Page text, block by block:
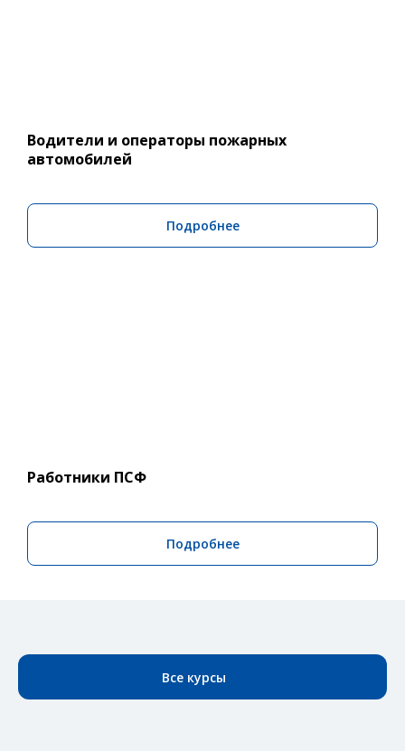
Водители и операторы пожарных
автомобилей
Подробнее
Работники ПСФ
Подробнее
Все курсы